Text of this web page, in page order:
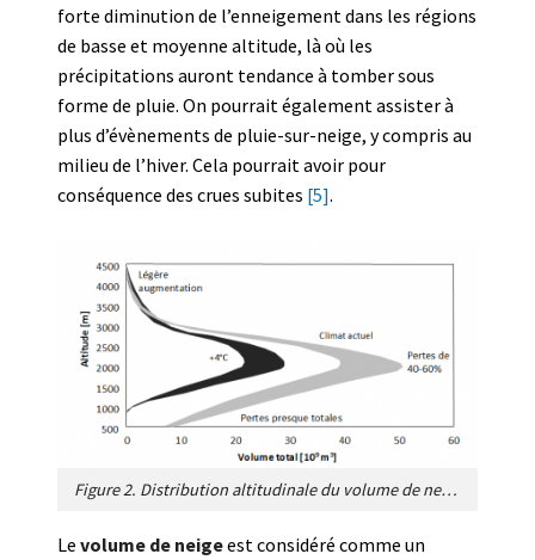
forte diminution de l’enneigement dans les régions
de basse et moyenne altitude, là où les
précipitations auront tendance à tomber sous
forme de pluie. On pourrait également assister à
plus d’évènements de pluie-sur-neige, y compris au
milieu de l’hiver. Cela pourrait avoir pour
conséquence des crues subites [5].
Figure 2. Distribution altitudinale du volume de neige au maximum saisonnier dans les Alpes suisses pour le climat actuel (gris) et un climat avec des hivers 4°C plus chauds que le climat actuel (noir). La largeur des bandes grises et noires donne une indication de la variabilité des hivers plus ou moins secs ou humides [Source Beniston et al. [4] ].
Le volume de neigeest considéré comme un